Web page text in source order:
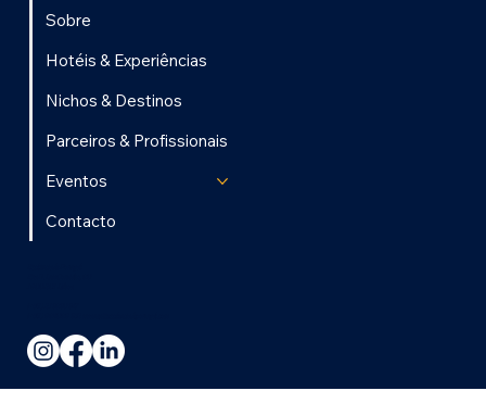
Sobre
Hotéis & Experiências
Nichos & Destinos
Parceiros & Profissionais
Eventos
Contacto